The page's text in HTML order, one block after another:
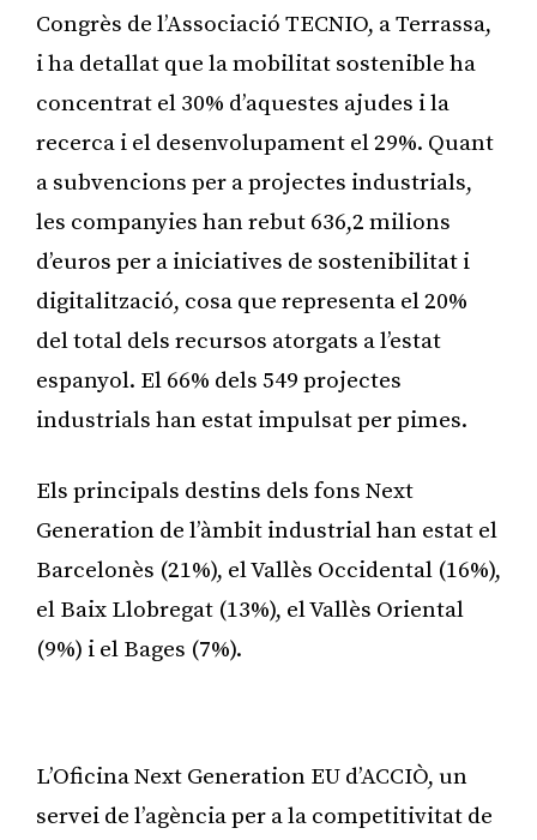
Congrès de l’Associació TECNIO, a Terrassa,
i ha detallat que la mobilitat sostenible ha
concentrat el 30% d’aquestes ajudes i la
recerca i el desenvolupament el 29%. Quant
a subvencions per a projectes industrials,
les companyies han rebut 636,2 milions
d’euros per a iniciatives de sostenibilitat i
digitalització, cosa que representa el 20%
del total dels recursos atorgats a l’estat
espanyol. El 66% dels 549 projectes
industrials han estat impulsat per pimes.
Els principals destins dels fons Next
Generation de l’àmbit industrial han estat el
Barcelonès (21%), el Vallès Occidental (16%),
el Baix Llobregat (13%), el Vallès Oriental
(9%) i el Bages (7%).
L’Oficina Next Generation EU d’ACCIÒ, un
servei de l’agència per a la competitivitat de